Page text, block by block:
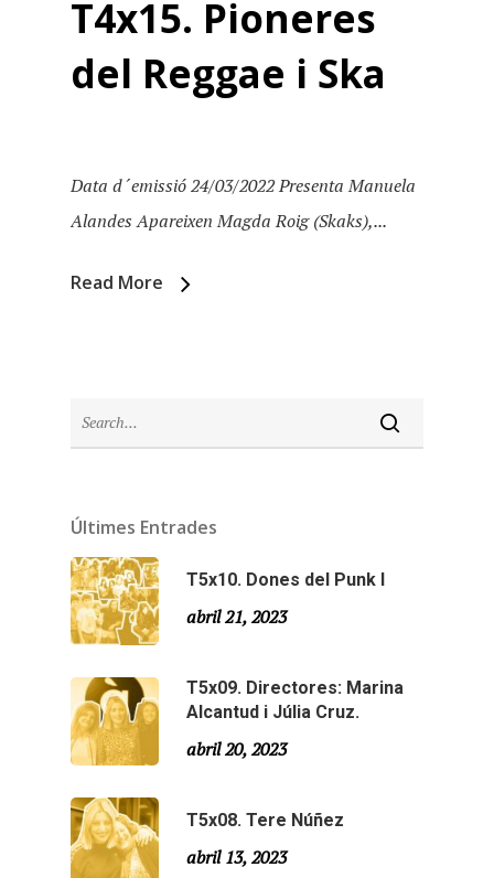
T4x15. Pioneres
del Reggae i Ska
Data d´emissió 24/03/2022 Presenta Manuela
Alandes Apareixen Magda Roig (Skaks),...
Read More
Últimes Entrades
T5x10. Dones del Punk I
abril 21, 2023
T5x09. Directores: Marina
Alcantud i Júlia Cruz.
abril 20, 2023
T5x08. Tere Núñez
abril 13, 2023
Temporada 4
Agraïments
Email: